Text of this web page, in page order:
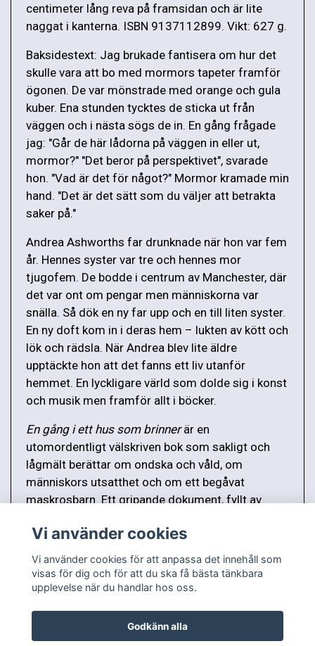
centimeter lång reva på framsidan och är lite
naggat i kanterna. ISBN 9137112899. Vikt: 627 g.
Baksidestext: Jag brukade fantisera om hur det
skulle vara att bo med mormors tapeter framför
ögonen. De var mönstrade med orange och gula
kuber. Ena stunden tycktes de sticka ut från
väggen och i nästa sögs de in. En gång frågade
jag: "Går de här lådorna på väggen in eller ut,
mormor?" "Det beror på perspektivet", svarade
hon. "Vad är det för något?" Mormor kramade min
hand. "Det är det sätt som du väljer att betrakta
saker på."
Andrea Ashworths far drunknade när hon var fem
år. Hennes syster var tre och hennes mor
tjugofem. De bodde i centrum av Manchester, där
det var ont om pengar men människorna var
snälla. Så dök en ny far upp och en till liten syster.
En ny doft kom in i deras hem – lukten av kött och
lök och rädsla. När Andrea blev lite äldre
upptäckte hon att det fanns ett liv utanför
hemmet. En lyckligare värld som dolde sig i konst
och musik men framför allt i böcker.
En gång i ett hus som brinnerär en
utomordentligt välskriven bok som sakligt och
lågmält berättar om ondska och våld, om
människors utsatthet och om ett begåvat
maskrosbarn. Ett gripande dokument, fyllt av
Vi använder cookies
Vi använder cookies för att anpassa det innehåll som
visas för dig och för att du ska få bästa tänkbara
upplevelse när du handlar hos oss.
Godkänn alla